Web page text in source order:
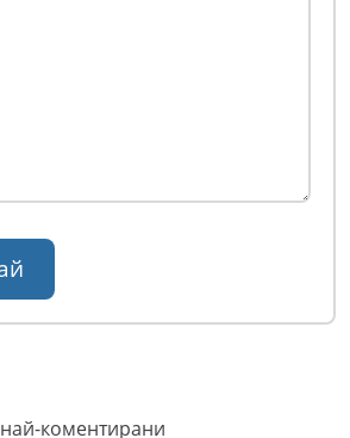
най-коментирани